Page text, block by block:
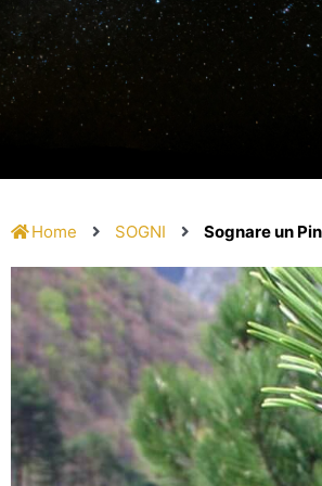
Home SOGNI Sognare un